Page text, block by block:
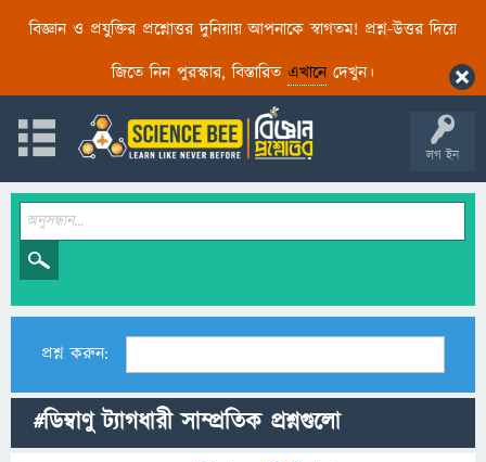
বিজ্ঞান ও প্রযুক্তির প্রশ্নোত্তর দুনিয়ায় আপনাকে স্বাগতম! প্রশ্ন-উত্তর দিয়ে
জিতে নিন পুরস্কার, বিস্তারিত এখানেদেখুন।
লগ ইন
প্রশ্ন করুন:
#ডিম্বাণু ট্যাগধারী সাম্প্রতিক প্রশ্নগুলো